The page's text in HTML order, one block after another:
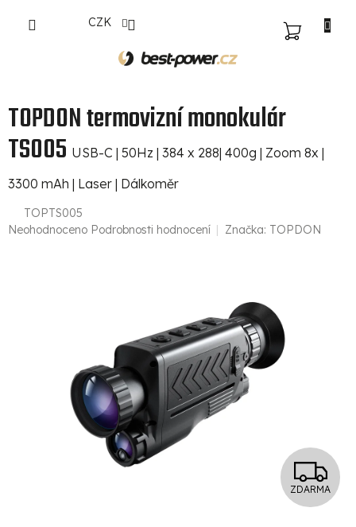
CZK
NÁKUPNÍ
TOPDON termovizní monokulár
TS005 USB-C | 50Hz | 384 x 288| 400g | Zoom 8x |
3300 mAh | Laser | Dálkoměr
TOPTS005
Průměrné
Neohodnoceno Podrobnosti hodnocení Značka: TOPDON
Z
D
ZDARMA